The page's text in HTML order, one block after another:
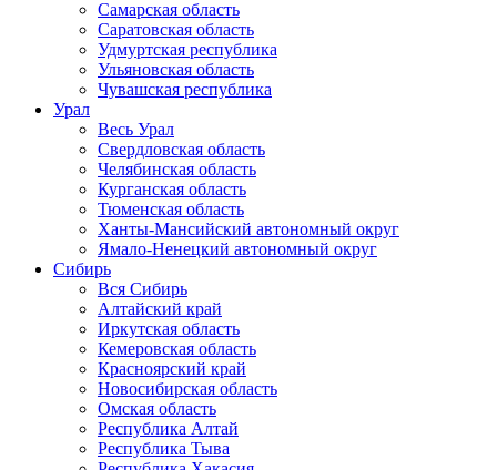
Самарская область
Саратовская область
Удмуртская республика
Ульяновская область
Чувашская республика
Урал
Весь Урал
Свердловская область
Челябинская область
Курганская область
Тюменская область
Ханты-Мансийский автономный округ
Ямало-Ненецкий автономный округ
Сибирь
Вся Сибирь
Алтайский край
Иркутская область
Кемеровская область
Красноярский край
Новосибирская область
Омская область
Республика Алтай
Республика Тыва